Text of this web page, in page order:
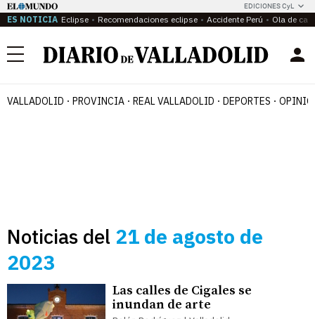
EDICIONES CyL
ES NOTICIA Eclipse Recomendaciones eclipse Accidente Perú Ola de
Menú
VALLADOLID PROVINCIA REAL VALLADOLID DEPORTES
Noticias del 21 de agosto de
2023
Las calles de Cigales se
inundan de arte